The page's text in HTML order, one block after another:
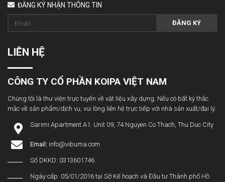
ĐĂNG KÝ NHẬN THÔNG TIN
ĐĂNG KÝ
LIÊN HỆ
CÔNG TY CỔ PHẦN KOIPA VIỆT NAM
Chúng tôi là thư viện trực tuyến về vật liệu xây dựng. Nếu có bất kỳ thắc
mắc về sản phẩm/dịch vụ, vui lòng liên hệ trực tiếp với nhà sản xuất/đại lý.
Sarimi Apartment A1. Unit 09, 74 Nguyen Co Thach, Thu Duc City
Email: info@vibuma.com
Số DKKD: 0313601746
Ngày cấp: 05/01/2016 tại Sở Kế hoạch và Đầu tư Thành phố Hồ